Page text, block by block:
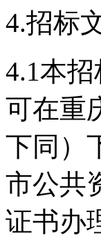
4.招标
4.1本
可在重
下同）
市公共
证书办